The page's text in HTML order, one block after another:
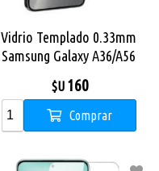
Vidrio Templado 0.33mm
Samsung Galaxy A36/A56
$U 160
Comprar